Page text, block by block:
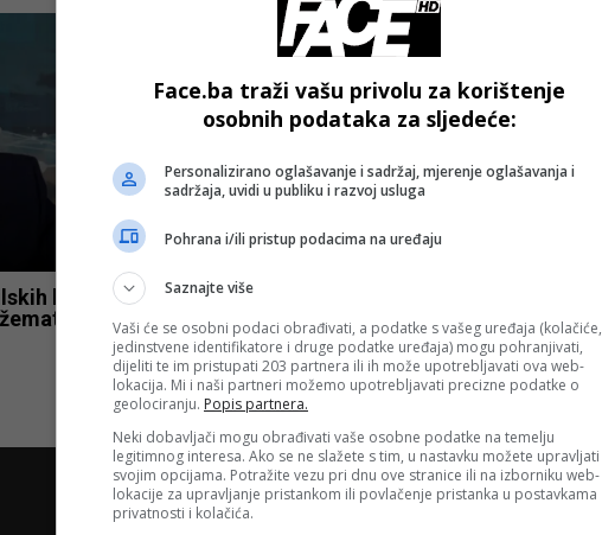
kampova:
FACE TV
BOSANSKI VJESTNIK – 2.5.2024.
Face.ba traži vašu privolu za korištenje
osobnih podataka za sljedeće:
Personalizirano oglašavanje i sadržaj, mjerenje oglašavanja i
sadržaja, uvidi u publiku i razvoj usluga
Pohrana i/ili pristup podacima na uređaju
Saznajte više
Vaši će se osobni podaci obrađivati, a podatke s vašeg uređaja (kolačiće,
jedinstvene identifikatore i druge podatke uređaja) mogu pohranjivati,
dijeliti te im pristupati 203 partnera ili ih može upotrebljavati ova web-
lokacija. Mi i naši partneri možemo upotrebljavati precizne podatke o
geolociranju. Popis partnera.
Neki dobavljači mogu obrađivati vaše osobne podatke na temelju
legitimnog interesa. Ako se ne slažete s tim, u nastavku možete upravljati
svojim opcijama. Potražite vezu pri dnu ove stranice ili na izborniku web-
lokacije za upravljanje pristankom ili povlačenje pristanka u postavkama
privatnosti i kolačića.